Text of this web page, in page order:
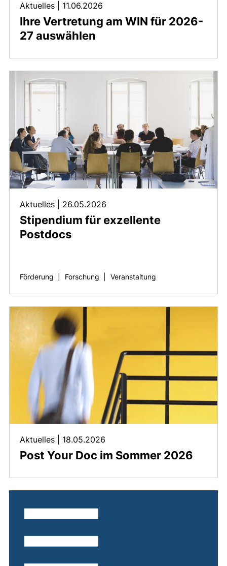
Ihre Vertretung am WIN für 2026-
27 auswählen
Aktuelles 11.06.2026
Stipendium für exzellente
Postdocs
Aktuelles 26.05.2026
Förderung Forschung Veranstaltung
Post Your Doc im Sommer 2026
Aktuelles 18.05.2026